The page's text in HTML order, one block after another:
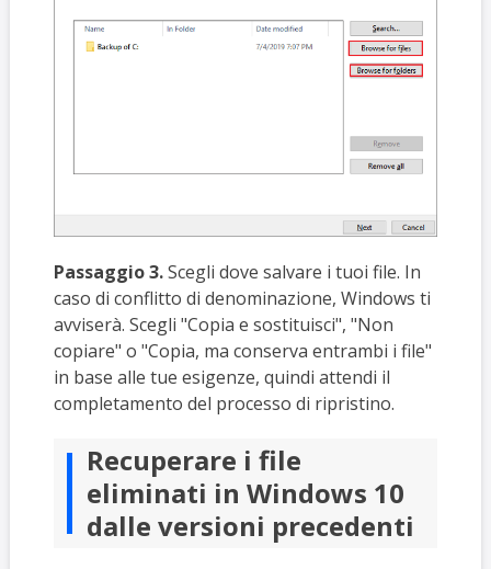
Passaggio 3.Scegli dove salvare i tuoi file. In
caso di conflitto di denominazione, Windows ti
avviserà. Scegli "Copia e sostituisci", "Non
copiare" o "Copia, ma conserva entrambi i file"
in base alle tue esigenze, quindi attendi il
completamento del processo di ripristino.
Recuperare i file
eliminati in Windows 10
dalle versioni precedenti